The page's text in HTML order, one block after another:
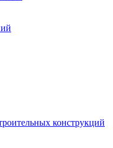
конструкций